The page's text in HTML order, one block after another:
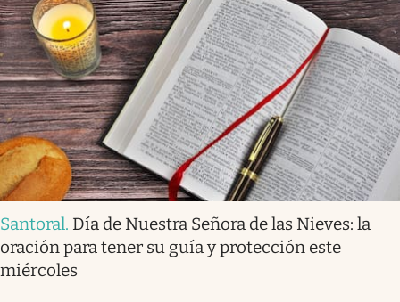
Santoral. Día de Nuestra Señora de las Nieves: la
oración para tener su guía y protección este
miércoles